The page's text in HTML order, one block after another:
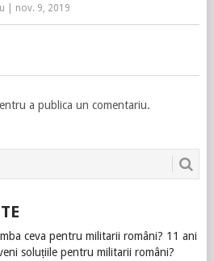
nov. 9, 2019
a publica un comentariu.
ceva pentru militarii români? 11 ani
soluțiile pentru militarii români?